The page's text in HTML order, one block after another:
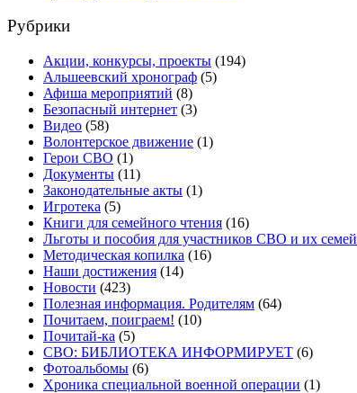
Рубрики
Акции, конкурсы, проекты (194)
Альшеевский хронограф (5)
Афиша мероприятий (8)
Безопасный интернет (3)
Видео (58)
Волонтерское движение (1)
Герои СВО (1)
Документы (11)
Законодательные акты (1)
Игротека (5)
Книги для семейного чтения (16)
Льготы и пособия для участников СВО и их семей
Методическая копилка (16)
Наши достижения (14)
Новости (423)
Полезная информация. Родителям (64)
Почитаем, поиграем! (10)
Почитай-ка (5)
СВО: БИБЛИОТЕКА ИНФОРМИРУЕТ (6)
Фотоальбомы (6)
Хроника специальной военной операции (1)